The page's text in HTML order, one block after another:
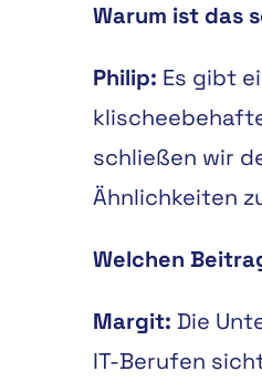
Warum ist das
Philip: Es gibt
schließen wir
Ähnlichkeiten
Welchen
Margit: Die
IT-Berufen